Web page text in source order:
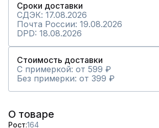
Сроки доставки
СДЭК: 17.08.2026
Почта России: 19.08.2026
DPD: 18.08.2026
Стоимость доставки
С примеркой: от 599 ₽
Без примерки: от 399 ₽
О товаре
Рост 164